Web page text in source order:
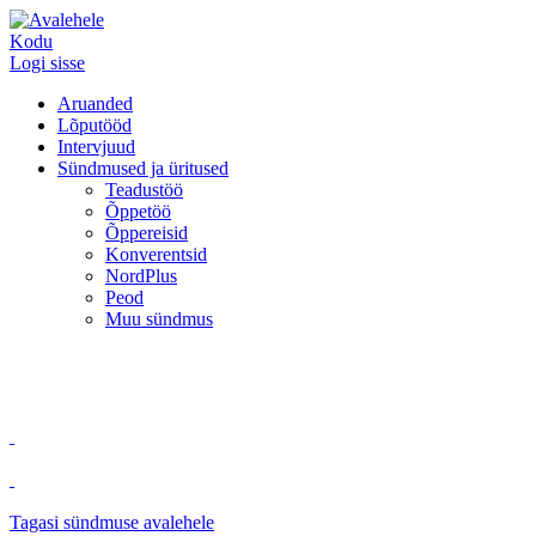
Kodu
Logi sisse
Aruanded
Lõputööd
Intervjuud
Sündmused ja üritused
Teadustöö
Õppetöö
Õppereisid
Konverentsid
NordPlus
Peod
Muu sündmus
Tagasi sündmuse avalehele